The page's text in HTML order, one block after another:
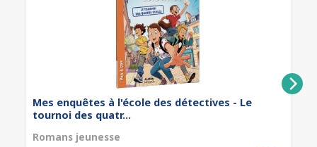
Mes enquêtes à l'école des détectives - Le
tournoi des quatr...
Romans jeunesse